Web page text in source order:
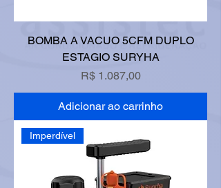
BOMBA A VACUO 5CFM DUPLO
ESTAGIO SURYHA
Preço
R$ 1.087,00
Adicionar ao carrinho
Imperdível